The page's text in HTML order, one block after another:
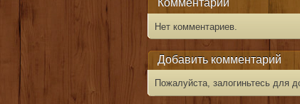
Нет комментариев.
Добавить комментарий
Пожалуйста, залогиньтесь для